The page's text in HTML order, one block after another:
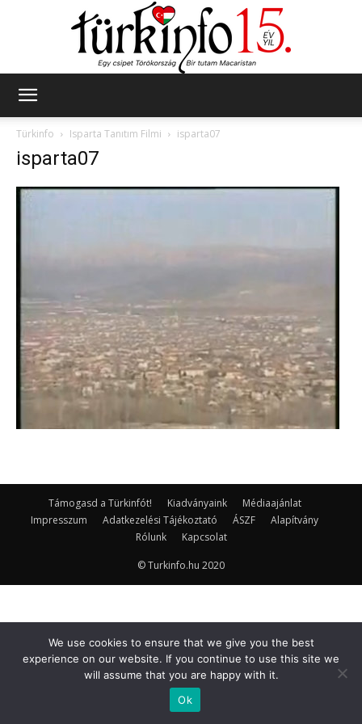
Türkinfo
Isparta Tanıtım Filmi isparta07
isparta07
Támogasd a Türkinfót! Kiadványaink
Médiaajánlat
Impresszum
Adatkezelési Tájékoztató ÁSZF
Alapítvány
Rólunk
Kapcsolat
© Turkinfo.hu 2020
We use cookies to ensure that we give you the best
experience on our website. If you continue to use this site we
will assume that you are happy with it.
Ok